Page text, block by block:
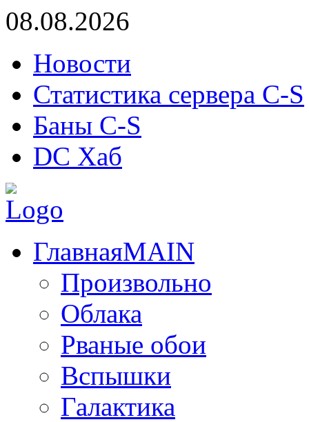
08.08.2026
Новости
Статистика сервера C-S
Баны C-S
DC Хаб
ГлавнаяMAIN
Произвольно
Облака
Рваные обои
Вспышки
Галактика